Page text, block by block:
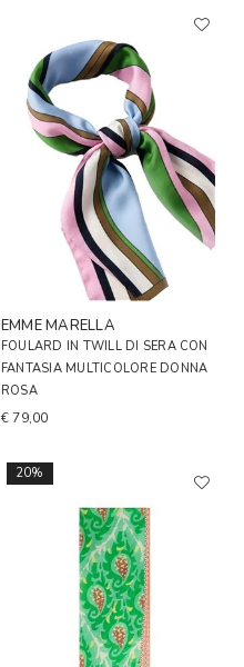
EMME MARELLA
FOULARD IN TWILL DI SERA CON
FANTASIA MULTICOLORE DONNA
ROSA
€ 79,00
20%